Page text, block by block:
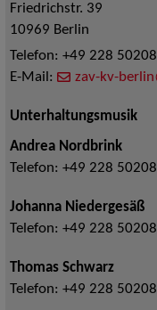
Friedrichstr. 39
10969 Berlin
Telefon: +49 228
E-Mail:
zav-kv-
Unterhaltungsmusik
Andrea Nordbrink
Telefon: +49 228
Johanna Niedergesäß
Telefon: +49 228
Thomas Schwarz
Telefon: +49 228